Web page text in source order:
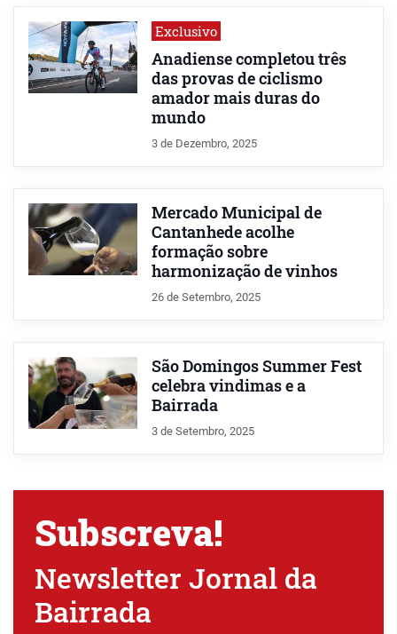
Exclusivo
Anadiense completou três
das provas de ciclismo
amador mais duras do
mundo
3 de Dezembro, 2025
Mercado Municipal de
Cantanhede acolhe
formação sobre
harmonização de vinhos
26 de Setembro, 2025
São Domingos Summer Fest
celebra vindimas e a
Bairrada
3 de Setembro, 2025
Subscreva!
Newsletter Jornal da
Bairrada